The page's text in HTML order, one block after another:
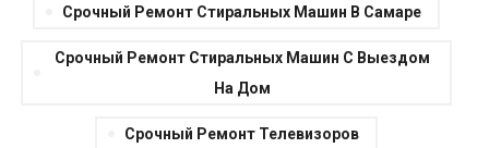
Срочный Ремонт Стиральных Машин В Самаре
Срочный Ремонт Стиральных Машин С Выездом
На Дом
Срочный Ремонт Телевизоров